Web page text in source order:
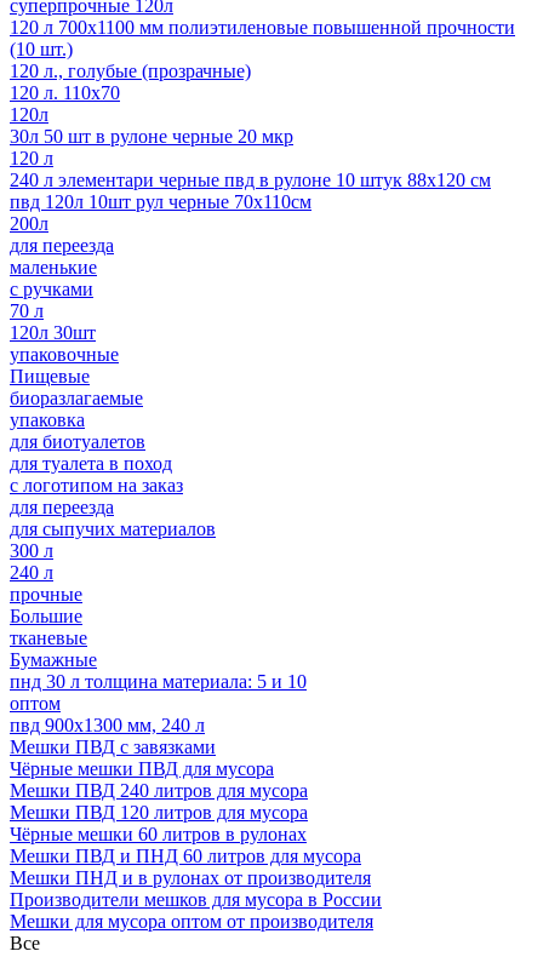
суперпрочные 120л
120 л 700х1100 мм полиэтиленовые повышенной прочности
(10 шт.)
120 л., голубые (прозрачные)
120 л. 110х70
120л
30л 50 шт в рулоне черные 20 мкр
120 л
240 л элементари черные пвд в рулоне 10 штук 88x120 см
пвд 120л 10шт рул черные 70х110см
200л
для переезда
маленькие
с ручками
70 л
120л 30шт
упаковочные
Пищевые
биоразлагаемые
упаковка
для биотуалетов
для туалета в поход
с логотипом на заказ
для переезда
для сыпучих материалов
300 л
240 л
прочные
Большие
тканевые
Бумажные
пнд 30 л толщина материала: 5 и 10
оптом
пвд 900х1300 мм, 240 л
Мешки ПВД с завязками
Чёрные мешки ПВД для мусора
Мешки ПВД 240 литров для мусора
Мешки ПВД 120 литров для мусора
Чёрные мешки 60 литров в рулонах
Мешки ПВД и ПНД 60 литров для мусора
Мешки ПНД и в рулонах от производителя
Производители мешков для мусора в России
Мешки для мусора оптом от производителя
Все